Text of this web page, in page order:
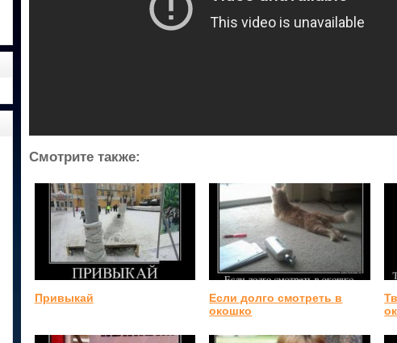
Смотрите также:
Привыкай
Если долго смотреть в
окошко